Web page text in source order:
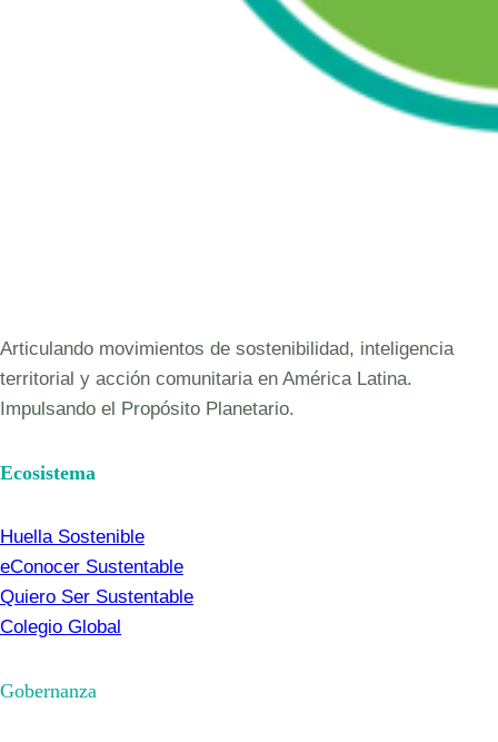
Articulando movimientos de sostenibilidad, inteligencia
territorial y acción comunitaria en América Latina.
Impulsando el Propósito Planetario.
Ecosistema
Huella Sostenible
eConocer Sustentable
Quiero Ser Sustentable
Colegio Global
Gobernanza